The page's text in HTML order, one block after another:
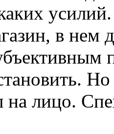
в нем
на лицо.